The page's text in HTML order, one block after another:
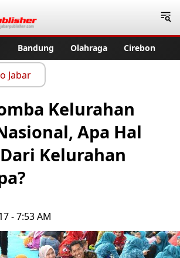
Bandung Olahraga Cirebon
Jabar
Kelurahan
Apa Hal
Kelurahan
- 7:53 AM